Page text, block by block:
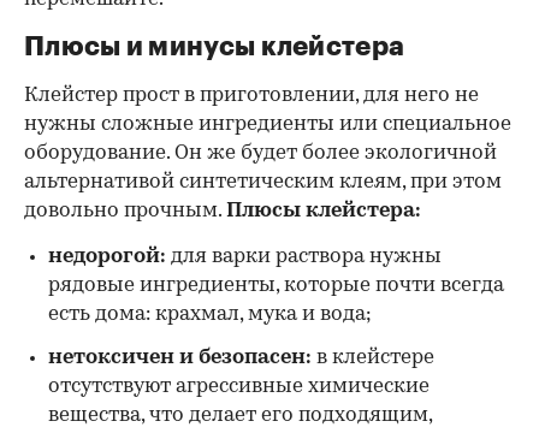
Плюсы и минусы клейстера
Клейстер прост в приготовлении, для него не
нужны сложные ингредиенты или специальное
оборудование. Он же будет более экологичной
альтернативой синтетическим клеям, при этом
довольно прочным. Плюсы клейстера:
недорогой: для варки раствора нужны
рядовые ингредиенты, которые почти всегда
есть дома: крахмал, мука и вода;
нетоксичен и безопасен: в клейстере
отсутствуют агрессивные химические
вещества, что делает его подходящим,